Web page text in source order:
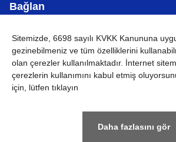
Bağlan
TÜRKİYE Küresel Ağ
KVKK Kullanım Koşulları
BROTHER INTERNATIONAL
Saklıdır
Sitemizde, 6698 sayılı KVKK Kanununa
gezinebilmeniz ve tüm özelliklerini
olan çerezler kullanılmaktadır. İnternet
çerezlerin kullanımını kabul etmiş
için, lütfen tıklayın
Daha fazlasını gör